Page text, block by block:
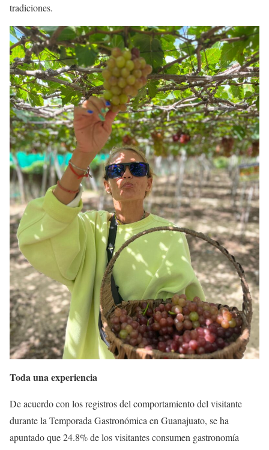
tradiciones.
Toda una experiencia
De acuerdo con los registros del comportamiento del visitante
durante la Temporada Gastronómica en Guanajuato, se ha
apuntado que 24.8% de los visitantes consumen gastronomía